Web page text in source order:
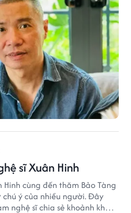
sĩ Xuân Hinh
cùng đến thăm Bảo Tàng
ý của nhiều người. Đây
nghệ sĩ chia sẻ khoảnh khắc